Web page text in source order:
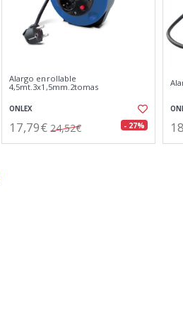
Alargo enrollable
4,5mt.3x1,5mm.2tomas
ONLEX
17,79€ 24,52€ - 27%